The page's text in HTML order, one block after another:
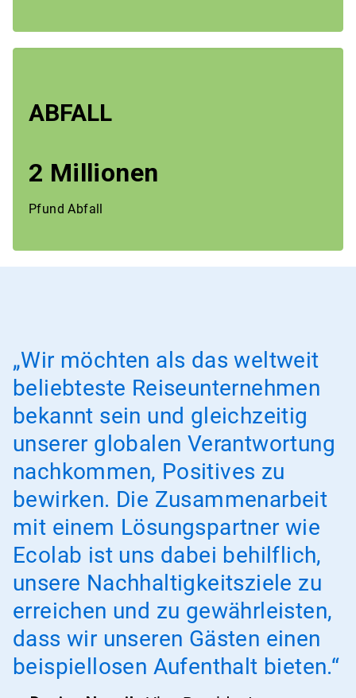
ABFALL
2 Millionen
Pfund Abfall
„Wir möchten als das weltweit
beliebteste Reiseunternehmen
bekannt sein und gleichzeitig
unserer globalen Verantwortung
nachkommen, Positives zu
bewirken. Die Zusammenarbeit
mit einem Lösungspartner wie
Ecolab ist uns dabei behilflich,
unsere Nachhaltigkeitsziele zu
erreichen und zu gewährleisten,
dass wir unseren Gästen einen
beispiellosen Aufenthalt bieten.“